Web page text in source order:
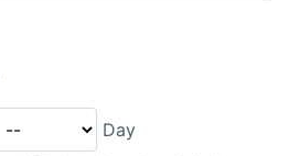
Day